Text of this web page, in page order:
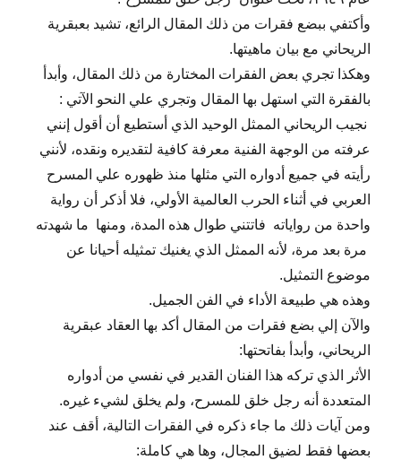
وأكتفي ببضع فقرات من ذلك المقال الرائع، تشيد بعبقرية
الريحاني مع بيان ماهيتها.
وهكذا تجري بعض الفقرات المختارة من ذلك المقال، وأبدأ
بالفقرة التي استهل بها المقال وتجري علي النحو الآتي :
نجيب الريحاني الممثل الوحيد الذي أستطيع أن أقول إنني
عرفته من الوجهة الفنية معرفة كافية لتقديره ونقده، لأنني
رأيته في جميع أدواره التي مثلها منذ ظهوره علي المسرح
العربي في أثناء الحرب العالمية الأولي، فلا أذكر أن رواية
واحدة من رواياته فاتتني طوال هذه المدة، ومنها ما شهدته
مرة بعد مرة، لأنه الممثل الذي يغنيك تمثيله أحيانا عن
موضوع التمثيل.
وهذه هي طبيعة الأداء في الفن الجميل.
والآن إلي بضع فقرات من المقال أكد بها العقاد عبقرية
الريحاني، وأبدأ بفاتحتها:
الأثر الذي تركه هذا الفنان القدير في نفسي من أدواره
المتعددة أنه رجل خلق للمسرح، ولم يخلق لشيء غيره.
ومن آيات ذلك ما جاء ذكره في الفقرات التالية، أقف عند
بعضها فقط لضيق المجال، وها هي كاملة: